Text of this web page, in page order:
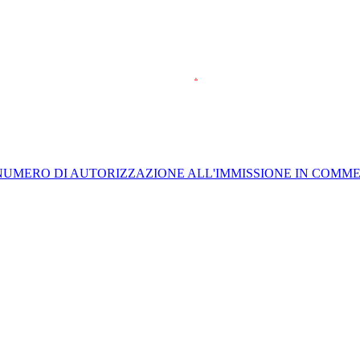
.
DI AUTORIZZAZIONE ALL'IMMISSIONE IN